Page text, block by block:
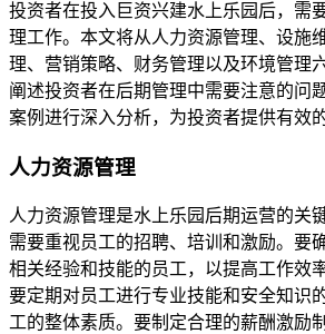
投资者在投入巨资兴建水上乐园后，需
理工作。本文将从人力资源管理、设施
理、营销策略、财务管理以及环境管理
阐述投资者在后期管理中需要注意的问
案例进行深入分析，为投资者提供有效
人力资源管理
人力资源管理是水上乐园后期运营的关
需要重视员工的招聘、培训和激励。要
相关经验和技能的员工，以提高工作效
要定期对员工进行专业技能和安全知识
工的整体素质。要制定合理的薪酬激励